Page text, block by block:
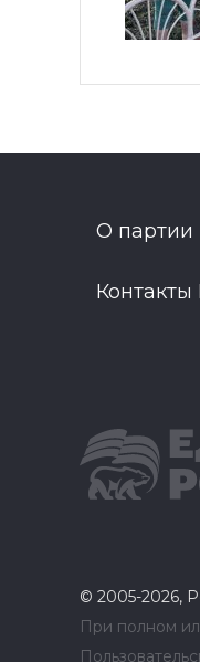
О партии
© 2005-2026,
При полном